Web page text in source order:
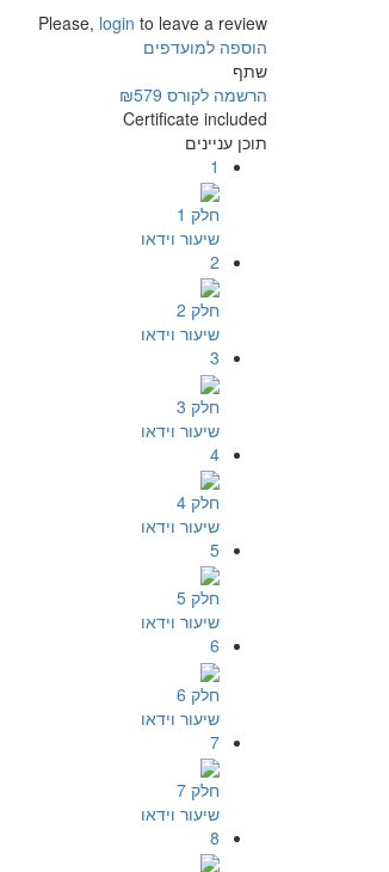
Please, login to leave a review
הוספה למועדפים
שתף
הרשמה לקורס ₪579
Certificate included
תוכן עניינים
1
חלק 1
שיעור וידאו
2
חלק 2
שיעור וידאו
3
חלק 3
שיעור וידאו
4
חלק 4
שיעור וידאו
5
חלק 5
שיעור וידאו
6
חלק 6
שיעור וידאו
7
חלק 7
שיעור וידאו
8